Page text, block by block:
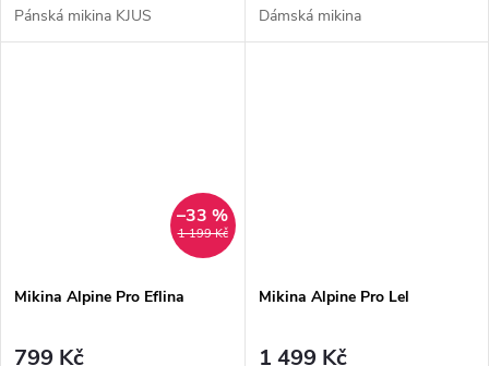
Pánská mikina KJUS Dámská mikina
1 199 Kč
–33 %
Mikina Alpine Pro Eflina
799 Kč
Mikina Alpine Pro Lel
1 499 Kč